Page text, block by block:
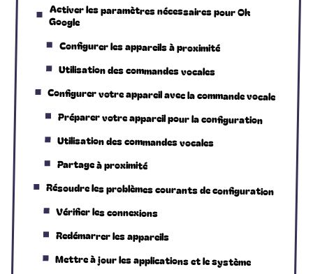
Activer les paramètres nécessaires pour Ok
Google
Configurer les appareils à proximité
Utilisation des commandes vocales
Configurer votre appareil avec la commande vocale
Préparer votre appareil pour la configuration
Utilisation des commandes vocales
Partage à proximité
Résoudre les problèmes courants de configuration
Vérifier les connexions
Redémarrer les appareils
Mettre à jour les applications et le système